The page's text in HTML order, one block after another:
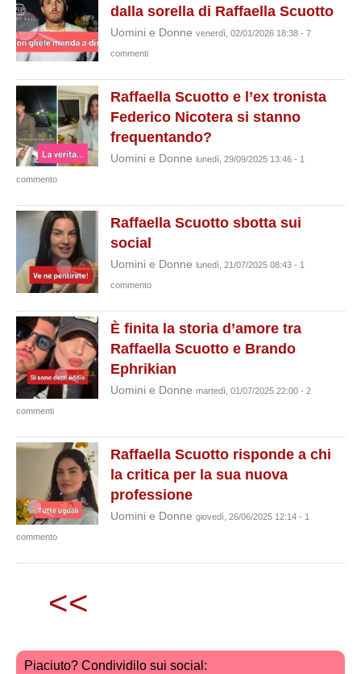
dalla sorella di Raffaella Scuotto
Uomini e Donne venerdì, 02/01/2026 18:38 - 7
commenti
Raffaella Scuotto e l’ex tronista
Federico Nicotera si stanno
frequentando?
Uomini e Donne lunedì, 29/09/2025 13:46 - 1
commento
Raffaella Scuotto sbotta sui
social
Uomini e Donne lunedì, 21/07/2025 08:43 - 1
commento
È finita la storia d’amore tra
Raffaella Scuotto e Brando
Ephrikian
Uomini e Donne martedì, 01/07/2025 22:00 - 2
commenti
Raffaella Scuotto risponde a chi
la critica per la sua nuova
professione
Uomini e Donne giovedì, 26/06/2025 12:14 - 1
commento
<<
Piaciuto? Condividilo sui social: